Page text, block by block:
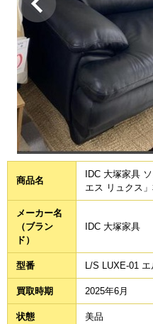
商品名
IDC 大塚家具
エス リュクス
メーカー名
（ブラン
ド）
IDC 大塚家具
型番 L/S LUXE-01
買取時期 2025年6月
状態 美品